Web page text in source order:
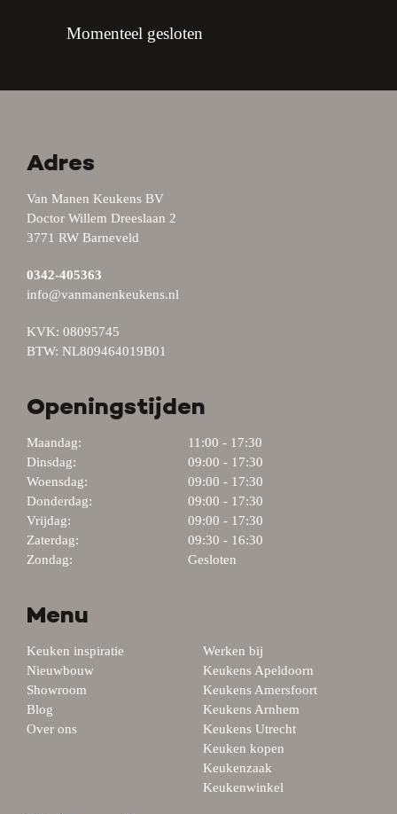
Momenteel gesloten
Adres
Van Manen Keukens BV
Doctor Willem Dreeslaan 2
3771 RW Barneveld
0342-405363
info@vanmanenkeukens.nl
KVK: 08095745
BTW: NL809464019B01
Openingstijden
Maandag:
11:00 - 17:30
Dinsdag:
09:00 - 17:30
Woensdag:
09:00 - 17:30
Donderdag:
09:00 - 17:30
Vrijdag:
09:00 - 17:30
Zaterdag:
09:30 - 16:30
Zondag:
Gesloten
Menu
Keuken inspiratie
Nieuwbouw
Showroom
Blog
Over ons
Werken bij
Keukens Apeldoorn
Keukens Amersfoort
Keukens Arnhem
Keukens Utrecht
Keuken kopen
Keukenzaak
Keukenwinkel